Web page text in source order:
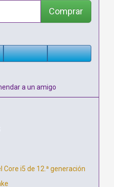
Comprar
a un amigo
i5 de 12.ª generación